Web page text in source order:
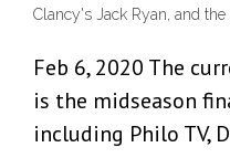
Clancy's Jack Ryan, and the
Feb 6, 2020 The
is the midseason
including Philo TV,